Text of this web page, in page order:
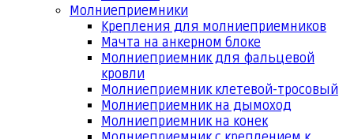
Молниеприемники
Крепления для молниеприемников
Мачта на анкерном блоке
Молниеприемник для фальцевой
кровли
Молниеприемник клетевой-тросовый
Молниеприемник на дымоход
Молниеприемник на конек